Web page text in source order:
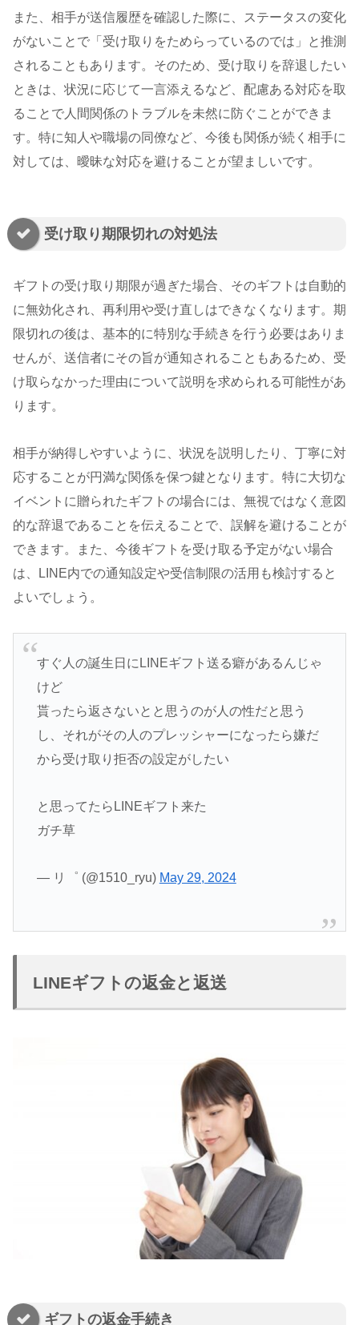
また、相手が送信履歴を確認した際に、ステータスの変化
がないことで「受け取りをためらっているのでは」と推測
されることもあります。そのため、受け取りを辞退したい
ときは、状況に応じて一言添えるなど、配慮ある対応を取
ることで人間関係のトラブルを未然に防ぐことができま
す。特に知人や職場の同僚など、今後も関係が続く相手に
対しては、曖昧な対応を避けることが望ましいです。
受け取り期限切れの対処法
ギフトの受け取り期限が過ぎた場合、そのギフトは自動的
に無効化され、再利用や受け直しはできなくなります。期
限切れの後は、基本的に特別な手続きを行う必要はありま
せんが、送信者にその旨が通知されることもあるため、受
け取らなかった理由について説明を求められる可能性があ
ります。
相手が納得しやすいように、状況を説明したり、丁寧に対
応することが円満な関係を保つ鍵となります。特に大切な
イベントに贈られたギフトの場合には、無視ではなく意図
的な辞退であることを伝えることで、誤解を避けることが
できます。また、今後ギフトを受け取る予定がない場合
は、LINE内での通知設定や受信制限の活用も検討すると
よいでしょう。
すぐ人の誕生日にLINEギフト送る癖があるんじゃ
けど
貰ったら返さないとと思うのが人の性だと思う
し、それがその人のプレッシャーになったら嫌だ
から受け取り拒否の設定がしたい
と思ってたらLINEギフト来た
ガチ草
— リ゜ (@1510_ryu) May 29, 2024
LINEギフトの返金と返送
ギフトの返金手続き